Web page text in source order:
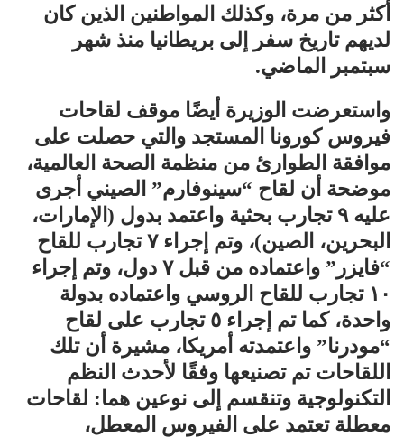
أكثر من مرة، وكذلك المواطنين الذين كان
لديهم تاريخ سفر إلى بريطانيا منذ شهر
سبتمبر الماضي.
واستعرضت الوزيرة أيضًا موقف لقاحات
فيروس كورونا المستجد والتي حصلت على
موافقة الطوارئ من منظمة الصحة العالمية،
موضحة أن لقاح “سينوفارم” الصيني أجرى
عليه ٩ تجارب بحثية واعتمد بدول (الإمارات،
البحرين، الصين)، وتم إجراء ٧ تجارب للقاح
“فايزر” واعتماده من قبل ٧ دول، وتم إجراء
١٠ تجارب للقاح الروسي واعتماده بدولة
واحدة، كما تم إجراء ٥ تجارب على لقاح
“مودرنا” واعتمدته أمريكا، مشيرة أن تلك
اللقاحات تم تصنيعها وفقًا لأحدث النظم
التكنولوجية وتنقسم إلى نوعين هما: لقاحات
معطلة تعتمد على الفيروس المعطل،